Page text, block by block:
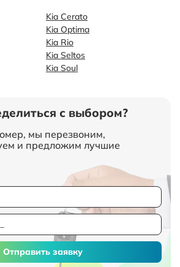
Kia Cerato
Kia Optima
Kia Rio
Kia Seltos
Kia Soul
с выбором?
мы перезвоним,
и предложим лучшие
Отправить заявку